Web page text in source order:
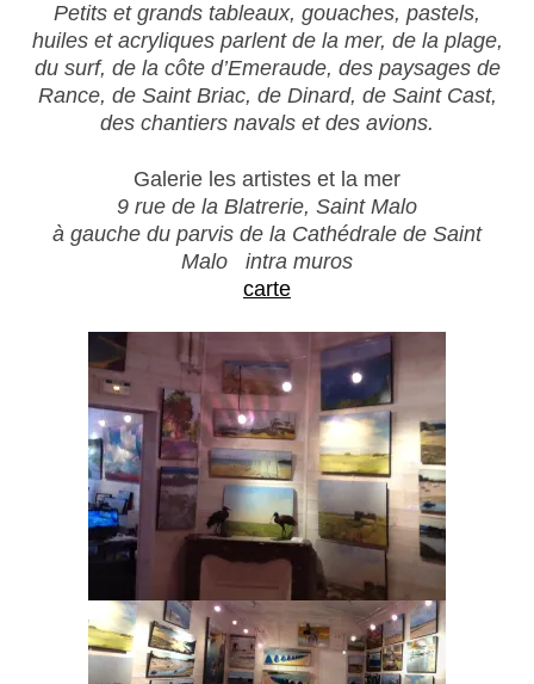
Petits et grands tableaux, gouaches, pastels,
huiles et acryliques parlent de la mer, de la plage,
du surf, de la côte d’Emeraude, des paysages de
Rance, de Saint Briac, de Dinard, de Saint Cast,
des chantiers navals et des avions.
Galerie les artistes et la mer
9 rue de la Blatrerie, Saint Malo
à gauche du parvis de la Cathédrale de Saint
Malo intra muros
carte